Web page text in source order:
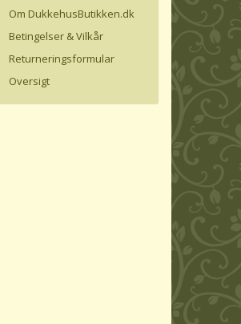
Om DukkehusButikken.dk
Betingelser & Vilkår
Returneringsformular
Oversigt